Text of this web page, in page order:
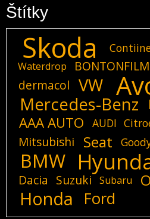
Štítky
Skoda
Waterdrop BONTONFILM
dermacol
VW
Mercedes-Benz
AAA AUTO
AUDI
Mitsubishi Seat
BMW
Dacia Suzuki Subaru
Honda Ford